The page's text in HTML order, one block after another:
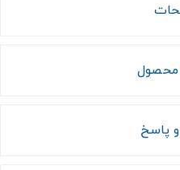
محصول
پاسخ